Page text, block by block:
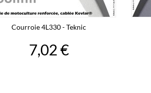
Courroie 4L330 - Teknic
7,02 €